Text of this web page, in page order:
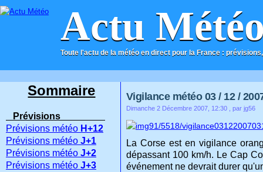
Actu
Toute l'actu de la météo en direct pour la France :
ACCUEIL CONTACT
Vigilance météo 03 / 12 /
Dimanche 2 Décembre 2007, 12:30 , par jg56
La Corse est en vigilance
dépassant 100 km/h. Le Cap
événement ne devrait durer
Sommaire
Prévisions
Prévisions météo H+12
Prévisions météo J+1
Prévisions météo J+2
Prévisions météo J+3